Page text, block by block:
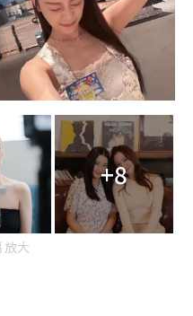
+8
放大